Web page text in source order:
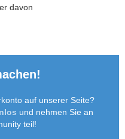
davon
auf unserer Seite?
und nehmen Sie an
teil!